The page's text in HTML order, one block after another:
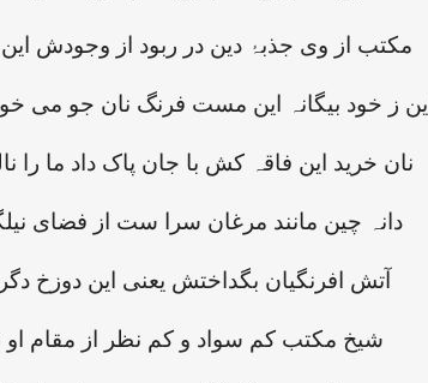
مکتب از وی جذبۂ دین در ربود از وجودش این
این ز خود بیگانہ این مست فرنگ نان جو می
نان خرید این فاقہ کش با جان پاک داد ما را
دانہ چین مانند مرغان سرا ست از فضای
آتش افرنگیان بگداختش یعنی این دوزخ
شیخ مکتب کم سواد و کم نظر از مقام او